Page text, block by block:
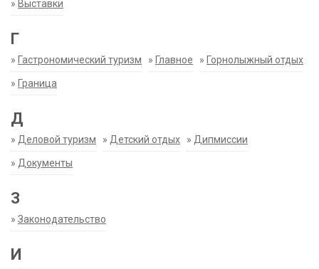
» Выставки
Г
» Гастрономический туризм » Главное » Горнолыжный отдых
» Граница
Д
» Деловой туризм » Детский отдых » Дипмиссии
» Документы
З
» Законодательство
И